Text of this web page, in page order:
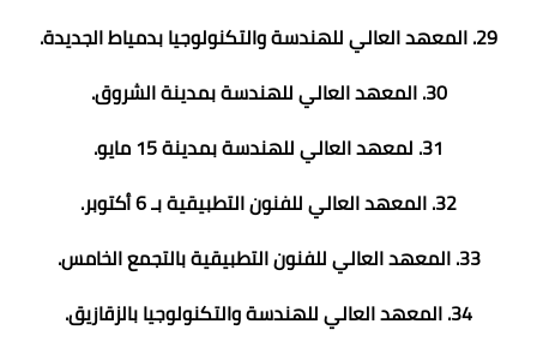
29. المعهد العالي للهندسة والتكنولوجيا بدمياط الجديدة.
30. المعهد العالي للهندسة بمدينة الشروق.
31. لمعهد العالي للهندسة بمدينة 15 مايو.
32. المعهد العالي للفنون التطبيقية بـ 6 أكتوبر.
33. المعهد العالي للفنون التطبيقية بالتجمع الخامس.
34. المعهد العالي للهندسة والتكنولوجيا بالزقازيق.